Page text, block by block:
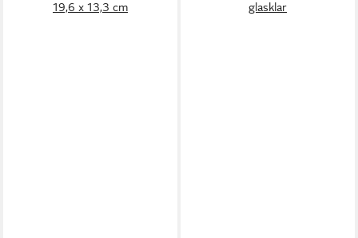
19,6 x 13,3 cm
glasklar